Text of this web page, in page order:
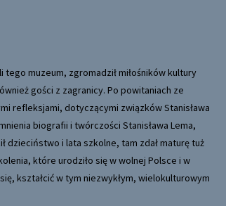
muzeum, zgromadził miłośników kultury
gości z zagranicy. Po powitaniach ze
refleksjami, dotyczącymi związków Stanisława
biografii i twórczości Stanisława Lema,
dzieciństwo i lata szkolne, tam zdał maturę tuż
które urodziło się w wolnej Polsce i w
kształcić w tym niezwykłym, wielokulturowym